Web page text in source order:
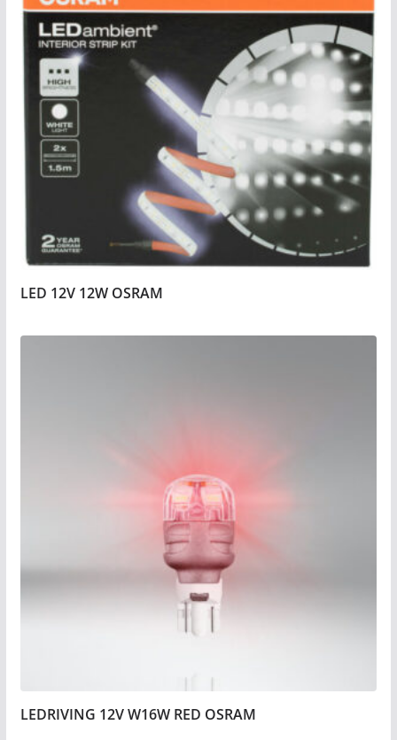
LED 12V 12W OSRAM
LEDRIVING 12V W16W RED OSRAM